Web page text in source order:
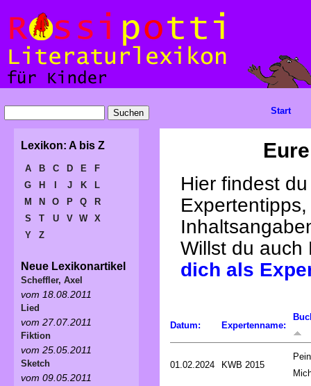
Hier findest
Willst du
dich als
Datum: Expertenname:
01.02.2024 KWB 2015
Start
Lexikon: A bis Z
A B C D E
F
G
H J K
L
M
N O P Q
R
S
T U V W
X
Y
Z
Neue Lexikonartikel
Scheffler, Axel
vom 18.08.2011
Lied
vom 27.07.2011
Fiktion
vom 25.05.2011
Sketch
vom 09.05.2011